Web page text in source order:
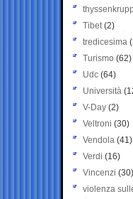
thyssenkrupp
Tibet(2)
tredicesima
Turismo (62)
Udc (64)
Università
V-Day (2)
Veltroni (30)
Vendola (41)
Verdi (16)
Vincenzi (30)
violenza